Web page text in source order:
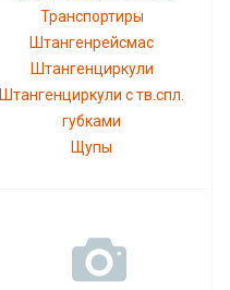
Транспортиры
Штангенрейсмас
Штангенциркули
Штангенциркули с тв.спл.
губками
Щупы